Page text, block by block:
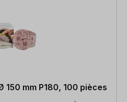
150 mm P180, 100 pièces